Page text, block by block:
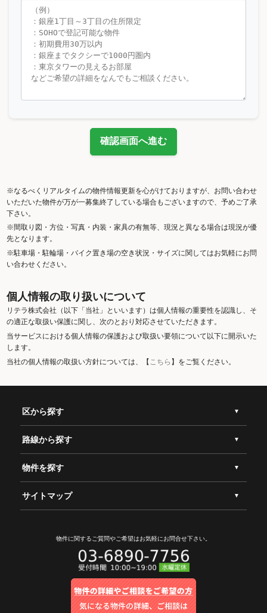
確認画面へ進む
※なるべくリアルタイムの物件情報更新を心がけておりますが、お問い合わせ
いただいた物件が万が一募集終了している場合もございますので、予めご了承
下さい。
※間取り図・方位・写真・内装・家具の有無等、現況と異なる場合は現況が優
先となります。
※駐車場・駐輪場・バイク置き場の空き状況・サイズに関してはお気軽にお問
い合わせください。
個人情報の取り扱いについて
リテラ株式会社（以下「当社」といいます）は個人情報の重要性を認識し、そ
の適正な取扱い保護に関し、次のとおり対応させていただきます。
当サービスにおける個人情報の保護および取扱い要領について以下に開示いた
します。
当社の個人情報の取扱い方針については、【こちら 】をご覧ください。
区から探す
路線から探す
物件を探す
サイトマップ
物件に関するご質問やご希望はお気軽にお問合せ下さい。